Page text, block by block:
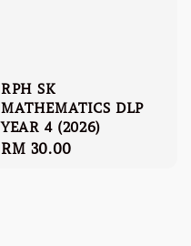
RPH SK
MATHEMATICS DLP
YEAR 4 (2026)
Regular
RM 30.00